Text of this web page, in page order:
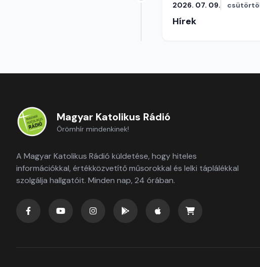
2026. 07. 09.
Hírek
Magyar Katolikus Rádió
Örömhír mindenkinek!
A Magyar Katolikus Rádió küldetése, hogy hiteles
információkkal, értékközvetítő műsorokkal és lelki táplálékkal
szolgálja hallgatóit. Minden nap, 24 órában.